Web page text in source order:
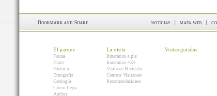
noticias | mapa web |
El parque
Fauna
Flora
Historia
Etnografía
Geología
Como llegar
Audios
La visita
Itinerarios a pie
Itinerarios 4X4
Visita en Bicicleta
Centros Visitantes
Recomendaciones
Visitas guiadas